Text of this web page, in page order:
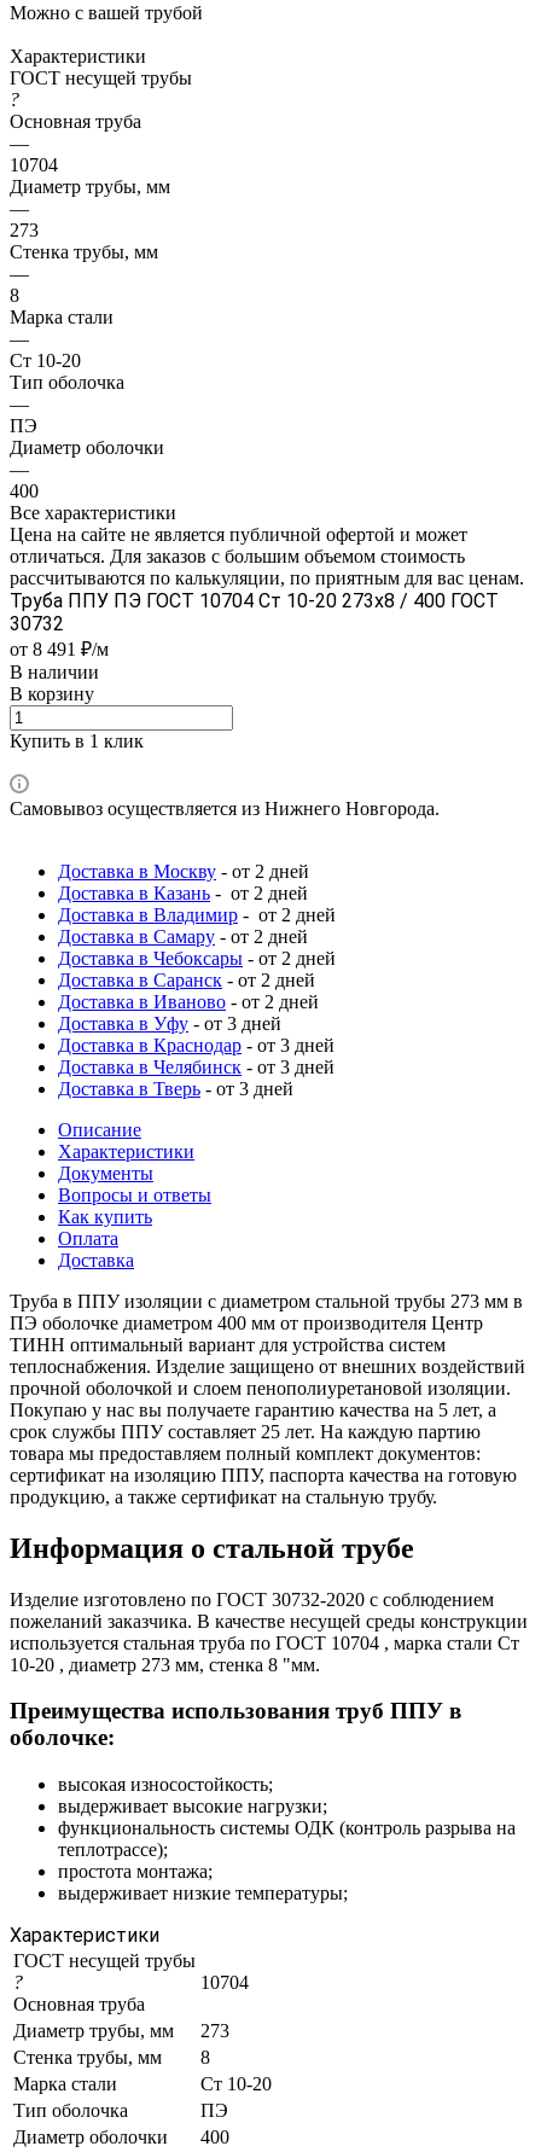
Можно с вашей трубой
Характеристики
ГОСТ несущей трубы
?
Основная труба
—
10704
Диаметр трубы, мм
—
273
Стенка трубы, мм
—
8
Марка стали
—
Ст 10-20
Тип оболочка
—
ПЭ
Диаметр оболочки
—
400
Все характеристики
Цена на сайте не является публичной офертой и может
отличаться. Для заказов с большим объемом стоимость
рассчитываются по калькуляции, по приятным для вас ценам.
Труба ППУ ПЭ ГОСТ 10704 Ст 10-20 273x8 / 400 ГОСТ
30732
от 8 491 ₽/м
В наличии
В корзину
Купить в 1 клик
Самовывоз осуществляется из Нижнего Новгорода.
Доставка в Москву - от 2 дней
Доставка в Казань - от 2 дней
Доставка в Владимир - от 2 дней
Доставка в Самару - от 2 дней
Доставка в Чебоксары - от 2 дней
Доставка в Саранск - от 2 дней
Доставка в Иваново - от 2 дней
Доставка в Уфу - от 3 дней
Доставка в Краснодар - от 3 дней
Доставка в Челябинск - от 3 дней
Доставка в Тверь - от 3 дней
Описание
Характеристики
Документы
Вопросы и ответы
Как купить
Оплата
Доставка
Труба в ППУ изоляции с диаметром стальной трубы 273 мм в
ПЭ оболочке диаметром 400 мм от производителя Центр
ТИНН оптимальный вариант для устройства систем
теплоснабжения. Изделие защищено от внешних воздействий
прочной оболочкой и слоем пенополиуретановой изоляции.
Покупаю у нас вы получаете гарантию качества на 5 лет, а
срок службы ППУ составляет 25 лет. На каждую партию
товара мы предоставляем полный комплект документов:
сертификат на изоляцию ППУ, паспорта качества на готовую
продукцию, а также сертификат на стальную трубу.
Информация о стальной трубе
Изделие изготовлено по ГОСТ 30732-2020 с соблюдением
пожеланий заказчика. В качестве несущей среды конструкции
используется стальная труба по ГОСТ 10704 , марка стали Ст
10-20 , диаметр 273 мм, стенка 8 "мм.
Преимущества использования труб ППУ в
оболочке:
высокая износостойкость;
выдерживает высокие нагрузки;
функциональность системы ОДК (контроль разрыва на
теплотрассе);
простота монтажа;
выдерживает низкие температуры;
Характеристики
ГОСТ несущей трубы
?
Основная труба
10704
Диаметр трубы, мм
273
Стенка трубы, мм
8
Марка стали
Ст 10-20
Тип оболочка
ПЭ
Диаметр оболочки
400